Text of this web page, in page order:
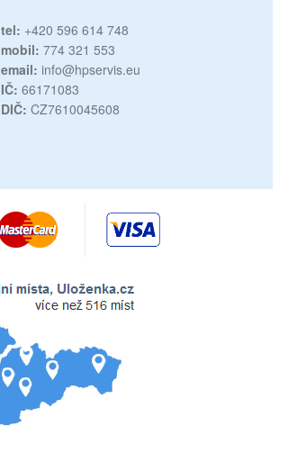
tel: +420 596 614 748
mobil: 774 321 553
email: info@hpservis.eu
IČ: 66171083
DIČ: CZ7610045608